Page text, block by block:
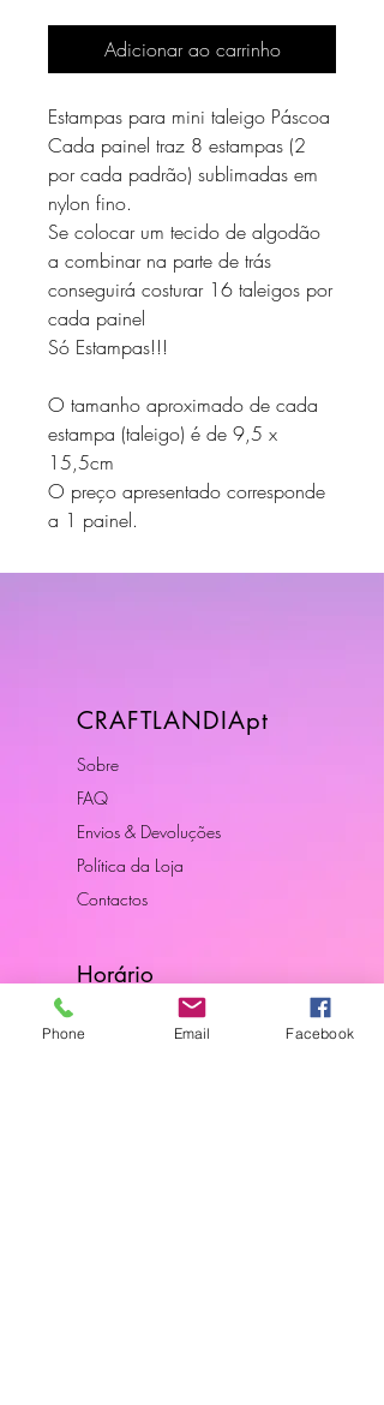
Adicionar ao carrinho
Estampas para mini taleigo Páscoa
Cada painel traz 8 estampas (2
por cada padrão) sublimadas em
nylon fino.
Se colocar um tecido de algodão
a combinar na parte de trás
conseguirá costurar 16 taleigos por
cada painel
Só Estampas!!!
O tamanho aproximado de cada
estampa (taleigo) é de 9,5 x
15,5cm
O preço apresentado corresponde
a 1 painel.
CRAFTLANDIApt
Sobre
FAQ
Envios & Devoluções
Política da Loja
Contactos
Horário
Dias Úteis: 10H00 - 18H00
Phone Email Facebook